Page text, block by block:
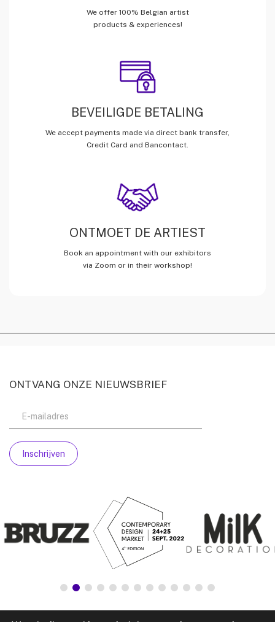
We offer 100% Belgian artist
products & experiences!
BEVEILIGDE BETALING
We accept payments made via direct bank transfer,
Credit Card and Bancontact.
ONTMOET DE ARTIEST
Book an appointment with our exhibitors
via Zoom or in their workshop!
ONTVANG ONZE NIEUWSBRIEF